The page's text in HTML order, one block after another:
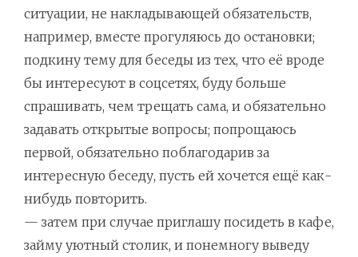
ситуации, не накладывающей обязательств,
например, вместе прогуляюсь до остановки;
подкину тему для беседы из тех, что её вроде
бы интересуют в соцсетях, буду больше
спрашивать, чем трещать сама, и обязательно
задавать открытые вопросы; попрощаюсь
первой, обязательно поблагодарив за
интересную беседу, пусть ей хочется ещё как-
нибудь повторить.
— затем при случае приглашу посидеть в кафе,
займу уютный столик, и понемногу выведу